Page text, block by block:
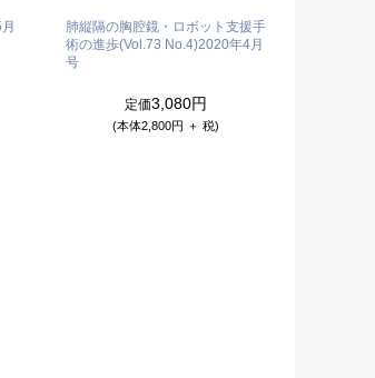
肺縦隔の胸腔鏡・ロボット支援手
術の進歩(Vol.73 No.4)2020年4月
号
定価3,080円
(本体2,800円 ＋ 税)